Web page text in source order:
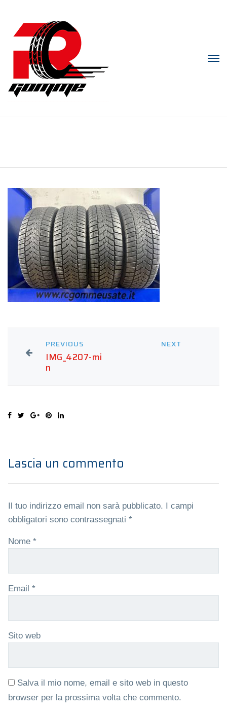
PREVIOUS
IMG_4207-mi
n
NEXT
Lascia un commento
Il tuo indirizzo email non sarà pubblicato.
I campi
obbligatori sono contrassegnati *
Nome *
Email *
Sito web
Salva il mio nome, email e sito web in questo
browser per la prossima volta che commento.